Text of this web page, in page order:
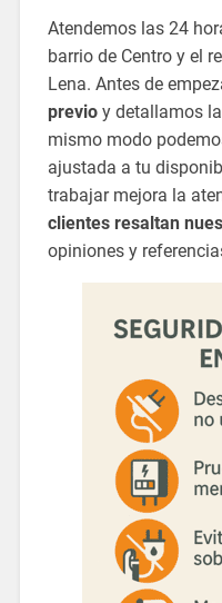
Atendemos las 24
barrio de Centro y el
Lena. Antes de
previoy detallamos la
mismo modo
ajustada a tu
trabajar mejora la
clientes resaltan
opiniones y